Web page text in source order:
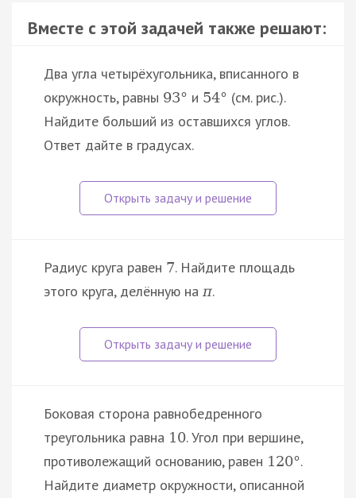
Вместе с этой задачей также решают:
Два угла четырёхугольника, вписанного в
окружность, равны 93° и 54° (см. рис.).
Найдите больший из оставшихся углов.
Ответ дайте в градусах.
Радиус круга равен 7. Найдите площадь
этого круга, делённую на π.
Боковая сторона равнобедренного
треугольника равна 10. Угол при вершине,
противолежащий основанию, равен 120°.
Найдите диаметр окружности, описанной